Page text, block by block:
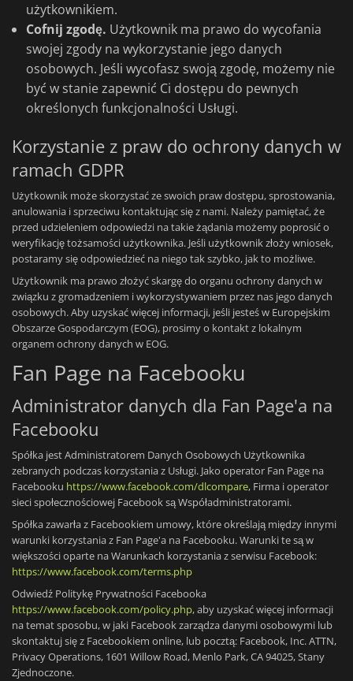
użytkownikiem.
Cofnij zgodę. Użytkownik ma prawo do wycofania
swojej zgody na wykorzystanie jego danych
osobowych. Jeśli wycofasz swoją zgodę, możemy nie
być w stanie zapewnić Ci dostępu do pewnych
określonych funkcjonalności Usługi.
Korzystanie z praw do ochrony danych w
ramach GDPR
Użytkownik może skorzystać ze swoich praw dostępu, sprostowania,
anulowania i sprzeciwu kontaktując się z nami. Należy pamiętać, że
przed udzieleniem odpowiedzi na takie żądania możemy poprosić o
weryfikację tożsamości użytkownika. Jeśli użytkownik złoży wniosek,
postaramy się odpowiedzieć na niego tak szybko, jak to możliwe.
Użytkownik ma prawo złożyć skargę do organu ochrony danych w
związku z gromadzeniem i wykorzystywaniem przez nas jego danych
osobowych. Aby uzyskać więcej informacji, jeśli jesteś w Europejskim
Obszarze Gospodarczym (EOG), prosimy o kontakt z lokalnym
organem ochrony danych w EOG.
Fan Page na Facebooku
Administrator danych dla Fan Page'a na
Facebooku
Spółka jest Administratorem Danych Osobowych Użytkownika
zebranych podczas korzystania z Usługi. Jako operator Fan Page na
Facebooku https://www.facebook.com/dlcompare, Firma i operator
sieci społecznościowej Facebook są Współadministratorami.
Spółka zawarła z Facebookiem umowy, które określają między innymi
warunki korzystania z Fan Page'a na Facebooku. Warunki te są w
większości oparte na Warunkach korzystania z serwisu Facebook:
https://www.facebook.com/terms.php
Odwiedź Politykę Prywatności Facebooka
https://www.facebook.com/policy.php, aby uzyskać więcej informacji
na temat sposobu, w jaki Facebook zarządza danymi osobowymi lub
skontaktuj się z Facebookiem online, lub pocztą: Facebook, Inc. ATTN,
Privacy Operations, 1601 Willow Road, Menlo Park, CA 94025, Stany
Zjednoczone.